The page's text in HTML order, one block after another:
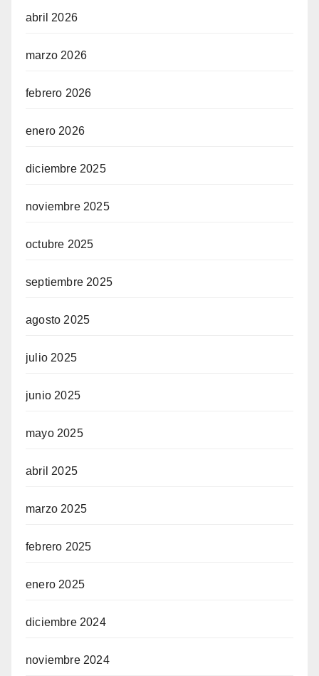
abril 2026
marzo 2026
febrero 2026
enero 2026
diciembre 2025
noviembre 2025
octubre 2025
septiembre 2025
agosto 2025
julio 2025
junio 2025
mayo 2025
abril 2025
marzo 2025
febrero 2025
enero 2025
diciembre 2024
noviembre 2024